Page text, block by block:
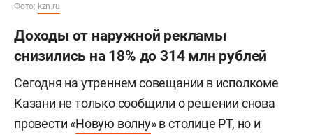
Фото: kzn.ru
Доходы от наружной рекламы
снизились на 18% до 314 млн рублей
Сегодня на утреннем совещании в исполкоме
Казани не только сообщили о решении снова
провести «Новую волну» в столице РТ, но и